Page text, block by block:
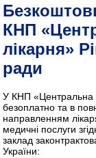
КНП
лікарня»
ради
У КНП «Центральна
безоплатно та в
направленням
медичні послуги
заклад
України: